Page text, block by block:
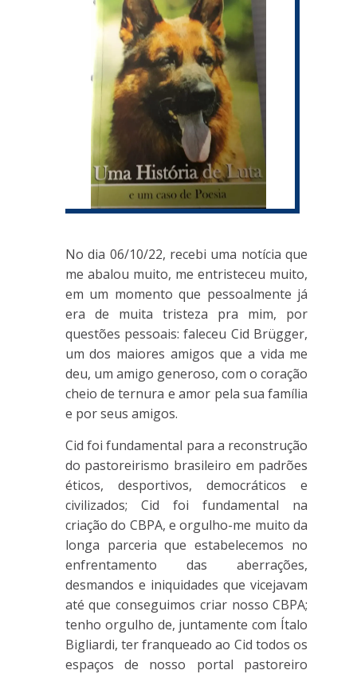
No dia 06/10/22, recebi uma notícia que
me abalou muito, me entristeceu muito,
em um momento que pessoalmente já
era de muita tristeza pra mim, por
questões pessoais: faleceu Cid Brügger,
um dos maiores amigos que a vida me
deu, um amigo generoso, com o coração
cheio de ternura e amor pela sua família
e por seus amigos.
Cid foi fundamental para a reconstrução
do pastoreirismo brasileiro em padrões
éticos, desportivos, democráticos e
civilizados; Cid foi fundamental na
criação do CBPA, e orgulho-me muito da
longa parceria que estabelecemos no
enfrentamento das aberrações,
desmandos e iniquidades que vicejavam
até que conseguimos criar nosso CBPA;
tenho orgulho de, juntamente com Ítalo
Bigliardi, ter franqueado ao Cid todos os
espaços de nosso portal pastoreiro